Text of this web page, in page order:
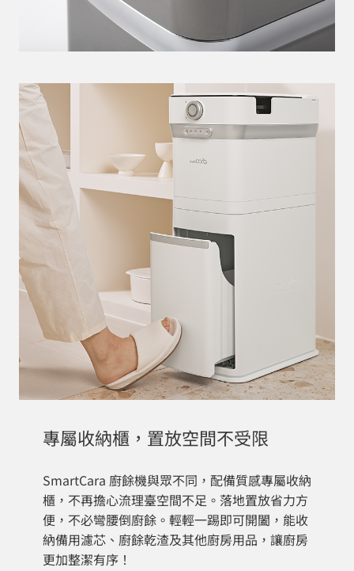
專屬收納櫃，置放空間不受限
SmartCara 廚餘機與眾不同，配備質感專屬收納
櫃，不再擔心流理臺空間不足。落地置放省力方
便，不必彎腰倒廚餘。輕輕一踢即可開闔，能收
納備用濾芯、廚餘乾渣及其他廚房用品，讓廚房
更加整潔有序！